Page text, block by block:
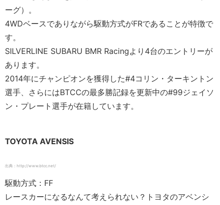
ーグ）。
4WDベースでありながら駆動方式がFRであることが特徴で
す。
SILVERLINE SUBARU BMR Racingより4台のエントリーが
あります。
2014年にチャンピオンを獲得した#4コリン・ターキントン
選手、さらにはBTCCの最多勝記録を更新中の#99ジェイソ
ン・プレート選手が在籍しています。
TOYOTA AVENSIS
出典：http://www.btcc.net/
駆動方式：FF
レースカーになるなんて考えられない？トヨタのアベンシ